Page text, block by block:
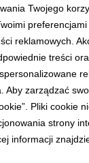
Handlowy w
Twojego
reklamowych.
treści
Aby zarządzać
Pliki cookie
strony
informacji